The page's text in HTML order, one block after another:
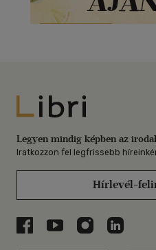
Libri
Legyen mindig képben az
Iratkozzon fel legfrissebb
Hírlevél-
Libri a Facebookon
Libri a Youtube-on
Libri azLibri a